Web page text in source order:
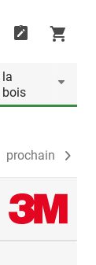
prochain
prochain